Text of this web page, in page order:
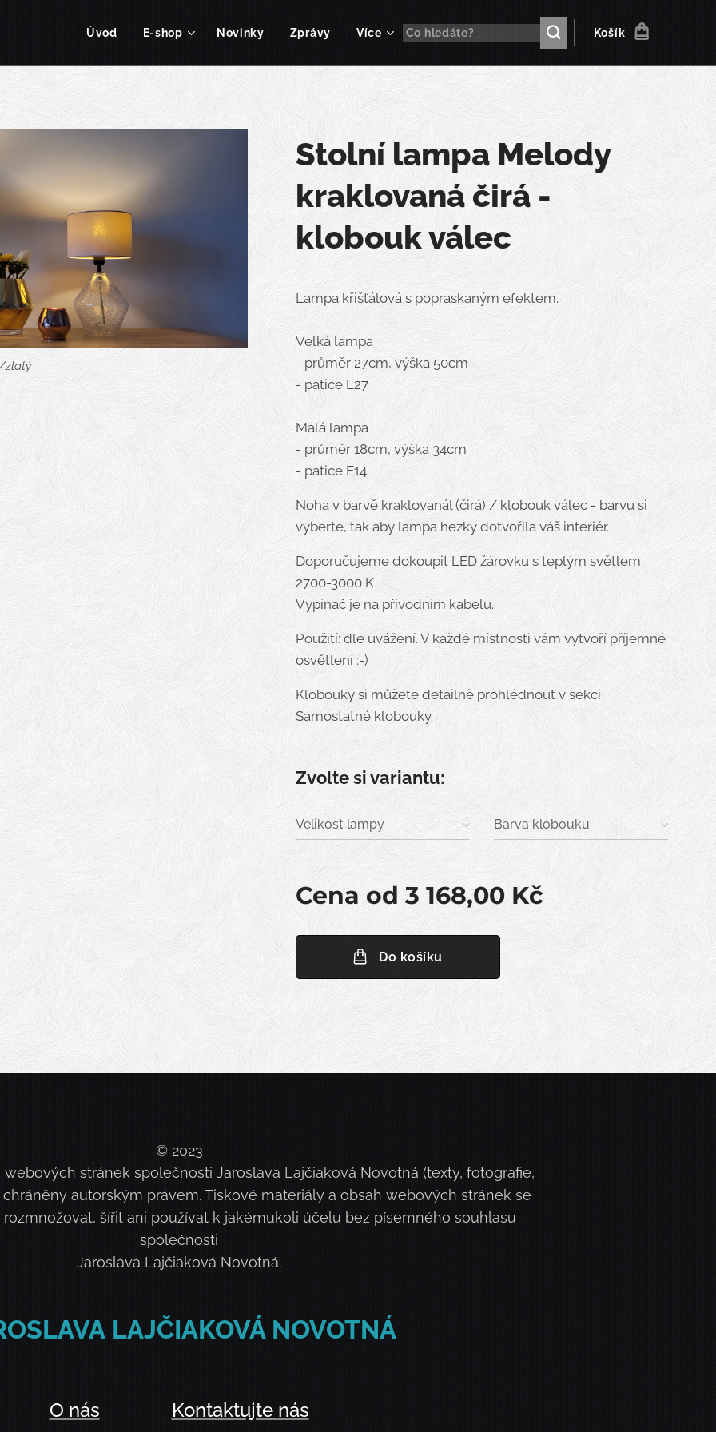
Úvod E-shop Novinky Zprávy Více Košík
Stolní lampa Melody
kraklovaná čirá -
klobouk válec
zlatý
zlatý, bílý
zlatý
bílý
Lampa křišťálová s popraskaným efektem.
Velká lampa
- průměr 27cm, výška 50cm
- patice E27
Malá lampa
- průměr 18cm, výška 34cm
- patice E14
Noha v barvě kraklovanál (čirá) / klobouk válec - barvu si
vyberte, tak aby lampa hezky dotvořila váš interiér.
Doporučujeme dokoupit LED žárovku s teplým světlem
2700-3000 K
Vypínač je na přívodním kabelu.
Použití: dle uvážení. V každé místnosti vám vytvoří příjemné
osvětlení :-)
Klobouky si můžete detailně prohlédnout v sekci
Samostatné klobouky.
Zvolte si variantu:
Velikost lampy Barva klobouku
Cena od3 168,00 Kč
Do košíku
© 2023
stránek společnosti Jaroslava Lajčiaková Novotná (texty, fotografie,
autorským právem. Tiskové materiály a obsah webových stránek se
šířit ani používat k jakémukoli účelu bez písemného souhlasu
společnosti
Jaroslava Lajčiaková Novotná.
LAJČIAKOVÁ NOVOTNÁ
O nás Kontaktujte nás